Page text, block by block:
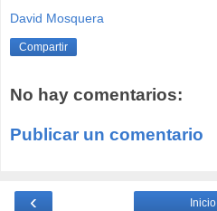
David Mosquera
Compartir
No hay comentarios:
Publicar un comentario
‹ Inicio